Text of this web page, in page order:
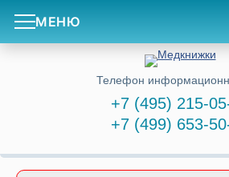
МЕНЮ
Телефон
+7 (495) 215-
+7 (499) 653-